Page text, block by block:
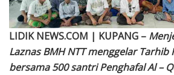
LIDIK NEWS.COM | KUPANG –
Laznas BMH NTT menggelar Tarhib
bersama 500 santri Penghafal Al –